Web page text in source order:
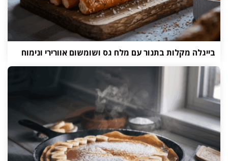
בייגלה מקלות בתנור עם מלח גס ושומשום אוורירי ונימוח